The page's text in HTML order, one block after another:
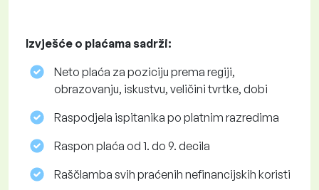
Izvješće o plaćama sadrži:
Neto plaća za poziciju prema regiji,
obrazovanju, iskustvu, veličini tvrtke, dobi
Raspodjela ispitanika po platnim razredima
Raspon plaća od 1. do 9. decila
Raščlamba svih praćenih nefinancijskih koristi